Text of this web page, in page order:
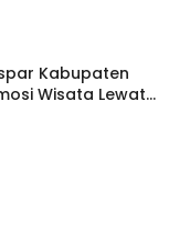
Kabupaten
Wisata Lewat